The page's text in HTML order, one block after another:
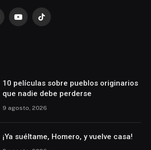
YouTubeTikTok
10 películas sobre pueblos originarios
que nadie debe perderse
9 agosto, 2026
¡Ya suéltame, Homero, y vuelve casa!